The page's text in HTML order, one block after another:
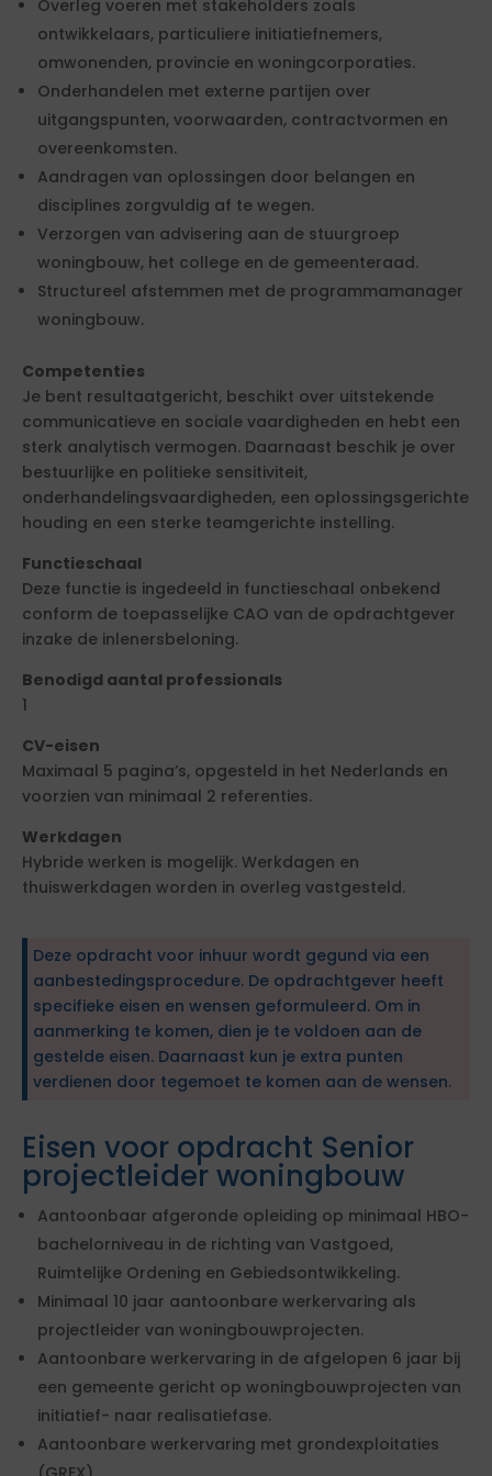
Overleg voeren met stakeholders zoals
ontwikkelaars, particuliere initiatiefnemers,
omwonenden, provincie en woningcorporaties.
Onderhandelen met externe partijen over
uitgangspunten, voorwaarden, contractvormen en
overeenkomsten.
Aandragen van oplossingen door belangen en
disciplines zorgvuldig af te wegen.
Verzorgen van advisering aan de stuurgroep
woningbouw, het college en de gemeenteraad.
Structureel afstemmen met de programmamanager
woningbouw.
Competenties
Je bent resultaatgericht, beschikt over uitstekende
communicatieve en sociale vaardigheden en hebt een
sterk analytisch vermogen. Daarnaast beschik je over
bestuurlijke en politieke sensitiviteit,
onderhandelingsvaardigheden, een oplossingsgerichte
houding en een sterke teamgerichte instelling.
Functieschaal
Deze functie is ingedeeld in functieschaal onbekend
conform de toepasselijke CAO van de opdrachtgever
inzake de inlenersbeloning.
Benodigd aantal professionals
1
CV-eisen
Maximaal 5 pagina’s, opgesteld in het Nederlands en
voorzien van minimaal 2 referenties.
Werkdagen
Hybride werken is mogelijk. Werkdagen en
thuiswerkdagen worden in overleg vastgesteld.
Deze opdracht voor inhuur wordt gegund via een
aanbestedingsprocedure. De opdrachtgever heeft
specifieke eisen en wensen geformuleerd. Om in
aanmerking te komen, dien je te voldoen aan de
gestelde eisen. Daarnaast kun je extra punten
verdienen door tegemoet te komen aan de wensen.
Eisen voor opdracht Senior
projectleider woningbouw
Aantoonbaar afgeronde opleiding op minimaal HBO-
bachelorniveau in de richting van Vastgoed,
Ruimtelijke Ordening en Gebiedsontwikkeling.
Minimaal 10 jaar aantoonbare werkervaring als
projectleider van woningbouwprojecten.
Aantoonbare werkervaring in de afgelopen 6 jaar bij
een gemeente gericht op woningbouwprojecten van
initiatief- naar realisatiefase.
Aantoonbare werkervaring met grondexploitaties